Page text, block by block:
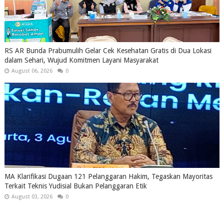
RS AR Bunda Prabumulih Gelar Cek Kesehatan Gratis di Dua Lokasi
dalam Sehari, Wujud Komitmen Layani Masyarakat
August 06, 2026 0
MA Klarifikasi Dugaan 121 Pelanggaran Hakim, Tegaskan Mayoritas
Terkait Teknis Yudisial Bukan Pelanggaran Etik
August 03, 2026 0